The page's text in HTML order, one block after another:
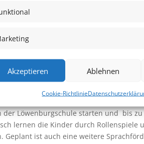
Akzeptieren Ablehnen
Cookie-Richtlinie
startet zusammen mit dem
den Bad Honnefer Grundschulen
mit und ohne
Ehepaars Anja und Mathias
verzichtet und stattdessen um
Ergebnis einer Sammelaktion bei einer
Summe komplett.
der Löwenburgschule starten und bis
lernen die Kinder durch Rollenspiele
Geplant ist auch eine weitere